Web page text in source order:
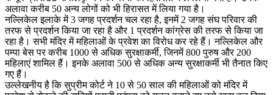
अलावा करीब 50 अन्य लोगों को भी हिरासत में लिया गया है।
नल्लिकेल इलाके में 3 जगह प्रदर्शन चल रहा है, इनमें 2 जगह संघ परिवार की
तरफ से प्रदर्शन किया जा रहा है और 1 प्रदर्शन कांग्रेस की तरफ से किया जा
रहा है। सभी मंदिर में महिलाओं के प्रवेश का विरोध कर रहे हैं। नल्लिकेल और
पम्पा बेस पर करीब 1000 से अधिक सुरक्षाकर्मी, जिनमें 800 पुरुष और 200
महिलाएं शामिल हैं। इनके अलावा 500 से अधिक अन्य सुरक्षाकर्मी भी तैनात किए
गए हैं।
उल्लेखनीय है कि सुप्रीम कोर्ट ने 10 से 50 साल की महिलाओं को मंदिर में